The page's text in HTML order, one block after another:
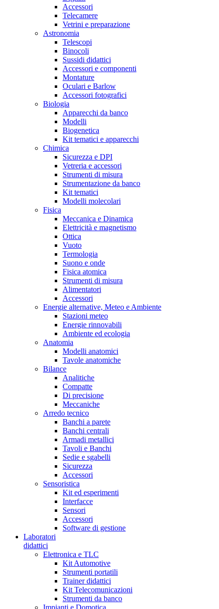
Accessori
Telecamere
Vetrini e preparazione
Astronomia
Telescopi
Binocoli
Sussidi didattici
Accessori e componenti
Montature
Oculari e Barlow
Accessori fotografici
Biologia
Apparecchi da banco
Modelli
Biogenetica
Kit tematici e apparecchi
Chimica
Sicurezza e DPI
Vetreria e accessori
Strumenti di misura
Strumentazione da banco
Kit tematici
Modelli molecolari
Fisica
Meccanica e Dinamica
Elettricità e magnetismo
Ottica
Vuoto
Termologia
Suono e onde
Fisica atomica
Strumenti di misura
Alimentatori
Accessori
Energie alternative, Meteo e Ambiente
Stazioni meteo
Energie rinnovabili
Ambiente ed ecologia
Anatomia
Modelli anatomici
Tavole anatomiche
Bilance
Analitiche
Compatte
Di precisione
Meccaniche
Arredo tecnico
Banchi a parete
Banchi centrali
Armadi metallici
Tavoli e Banchi
Sedie e sgabelli
Sicurezza
Accessori
Sensoristica
Kit ed esperimenti
Interfacce
Sensori
Accessori
Software di gestione
Laboratori
didattici
Elettronica e TLC
Kit Automotive
Strumenti portatili
Trainer didattici
Kit Telecomunicazioni
Strumenti da banco
Impianti e Domotica